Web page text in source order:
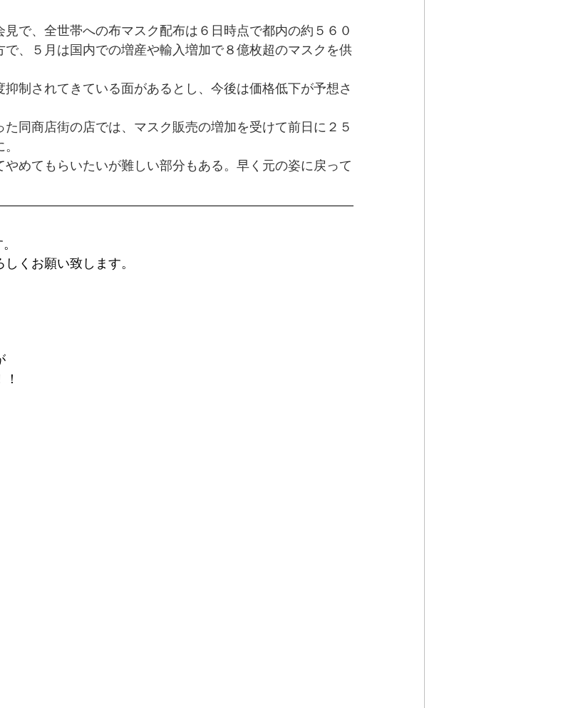
で、全世帯への布マスク配布は６日時点で都内の約５６０
、５月は国内での増産や輸入増加で８億枚超のマスクを供
制されてきている面があるとし、今後は価格低下が予想さ
た同商店街の店では、マスク販売の増加を受けて前日に２５
めてもらいたいが難しい部分もある。早く元の姿に戻って
くお願い致します。